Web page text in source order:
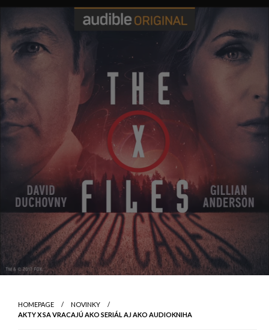
HOMEPAGE
NOVINKY
AKTY X SA VRACAJÚ AKO SERIÁL AJ AKO AUDIOKNIHA